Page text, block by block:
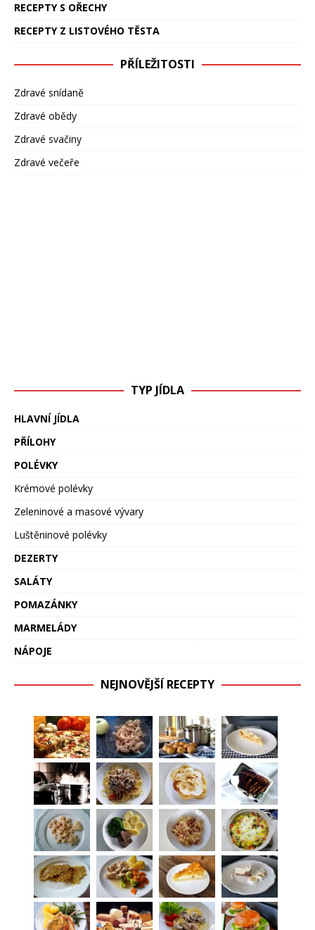
RECEPTY S OŘECHY
RECEPTY Z LISTOVÉHO TĚSTA
PŘÍLEŽITOSTI
Zdravé snídaně
Zdravé obědy
Zdravé svačiny
Zdravé večeře
TYP JÍDLA
HLAVNÍ JÍDLA
PŘÍLOHY
POLÉVKY
Krémové polévky
Zeleninové a masové vývary
Luštěninové polévky
DEZERTY
SALÁTY
POMAZÁNKY
MARMELÁDY
NÁPOJE
NEJNOVĚJŠÍ RECEPTY